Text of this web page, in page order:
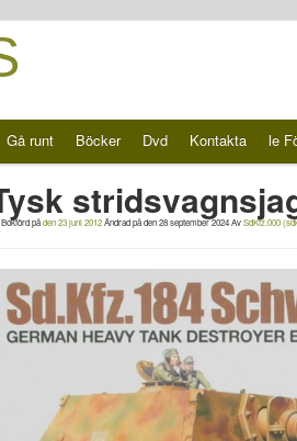
Gå runt Böcker Dvd Kontakta le
Bokförd påden 23 juni 2012Ändrad påden 28 september 2024AvSdKfz.000